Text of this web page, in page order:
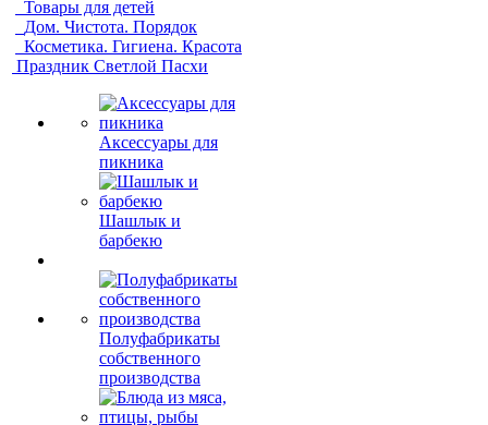
Товары для детей
Дом. Чистота. Порядок
Косметика. Гигиена. Красота
Праздник Светлой Пасхи
Аксессуары для
пикника
Шашлык и
барбекю
Полуфабрикаты
собственного
производства